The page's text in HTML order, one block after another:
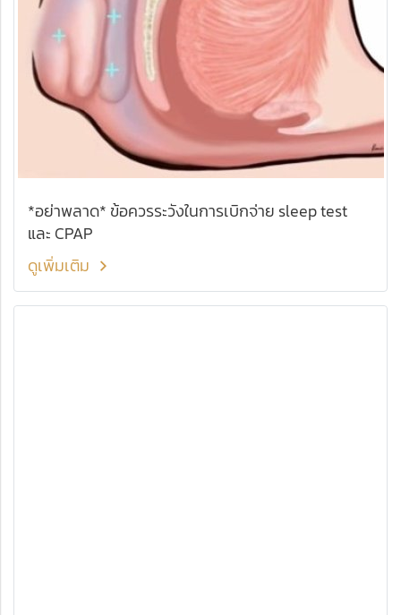
*อย่าพลาด* ข้อควรระวังในการเบิกจ่าย sleep test
และ CPAP
ดูเพิ่มเติม